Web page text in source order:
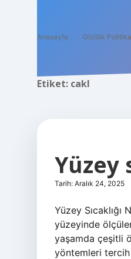
Anasayfa Gizlilik
Etiket: cakl
Yüzey
Tarih: Aralık 24, 2025
Yüzey Sıcaklığı
yüzeyinde
yaşamda çeşitli
yöntemleri tercih